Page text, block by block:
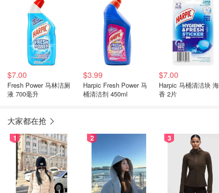
$7.00
Fresh Power 马林洁厕
液 700毫升
$3.99
Harpic Fresh Power 马
桶清洁剂 450ml
$7.00
Harpic 马桶清洁块
香 2片
大家都在抢
1 2 3